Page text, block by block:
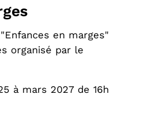
en marges"
organisé par le
à mars 2027 de 16h